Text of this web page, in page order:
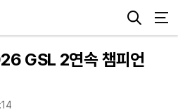
GSL 2연속 챔피언